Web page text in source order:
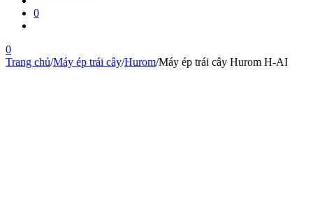
0
0
Trang chủ/Máy ép trái cây/Hurom/Máy ép trái cây Hurom H-AI